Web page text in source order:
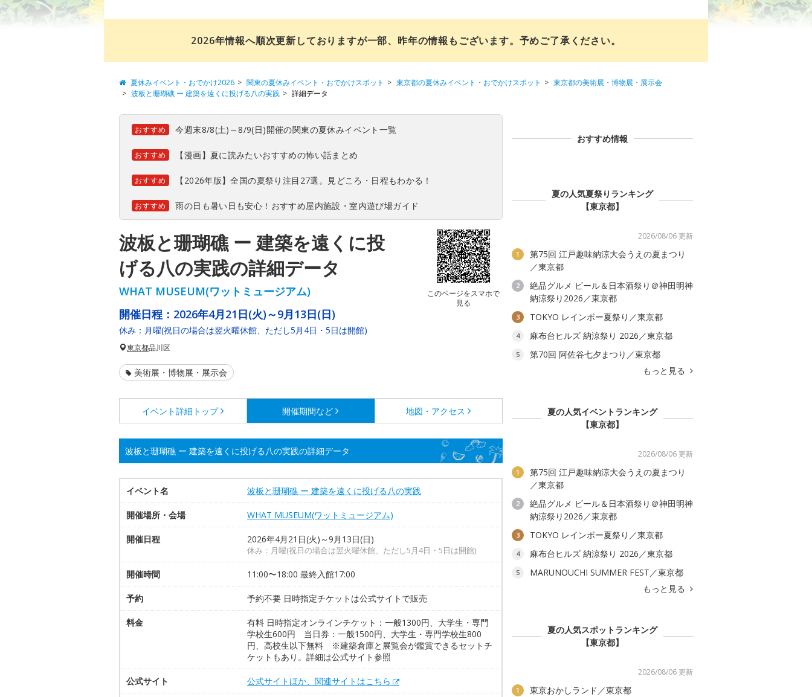
2026年情報へ順次更新しておりますが一部、昨年の情報もございます。予めご了承ください。
夏休みイベント・おでかけ2026 関東の夏休みイベント・おでかけスポット 東京都の夏休みイベント・おでかけスポット
東京都の美術展・博物展・展示会
波板と珊瑚礁 ー 建築を遠くに投げる八の実践
詳細データ
おすすめ 今週末8/8(土)～8/9(日)開催の関東の夏休みイベント一覧
おすすめ 【漫画】夏に読みたいおすすめの怖い話まとめ
おすすめ 【2026年版】全国の夏祭り注目27選。見どころ・日程もわかる！
おすすめ 雨の日も暑い日も安心！おすすめ屋内施設・室内遊び場ガイド
波板と珊瑚礁 ー 建築を遠くに投
げる八の実践の詳細データ
WHAT MUSEUM(ワットミュージアム)
このページをスマホで
見る
開催日程： 2026年4月21日(火)～9月13日(日)
休み：月曜(祝日の場合は翌火曜休館、ただし5月4日・5日は開館)
東京都品川区
美術展・博物展・展示会
イベント詳細 トップ 開催期間など 地図・アクセス
波板と珊瑚礁 ー 建築を遠くに投げる八の実践の詳細データ
イベント名 波板と珊瑚礁 ー 建築を遠くに投げる八の実践
開催場所・会場 WHAT MUSEUM(ワットミュージアム)
開催日程 2026年4月21日(火)～9月13日(日)
休み：月曜(祝日の場合は翌火曜休館、ただし5月4日・5日は開館)
開催時間 11:00〜18:00 最終入館17:00
予約 予約不要 日時指定チケットは公式サイトで販売
料金
有料 日時指定オンラインチケット：一般1300円、大学生・専門
学校生600円 当日券：一般1500円、大学生・専門学校生800
円、高校生以下無料 ※建築倉庫と展覧会が鑑賞できるセットチ
ケットもあり。詳細は公式サイト参照
公式サイト 公式サイトほか、関連サイトはこちら
おすすめ情報
夏の人気夏祭りランキング
【東京都】
2026/08/06 更新
1
第75回 江戸趣味納涼大会うえの夏まつり
／東京都
2
絶品グルメ ビール＆日本酒祭り＠神田明神
納涼祭り2026／東京都
3 TOKYO レインボー夏祭り／東京都
4 麻布台ヒルズ 納涼祭り 2026／東京都
5
第70回 阿佐谷七夕まつり／東京都
もっと見る
夏の人気イベントランキング
【東京都】
2026/08/06 更新
1
第75回 江戸趣味納涼大会うえの夏まつり
／東京都
2
絶品グルメ ビール＆日本酒祭り＠神田明神
納涼祭り2026／東京都
3 TOKYO レインボー夏祭り／東京都
4 麻布台ヒルズ 納涼祭り 2026／東京都
5
MARUNOUCHI SUMMER FEST／東京都
もっと見る
夏の人気スポットランキング
【東京都】
2026/08/06 更新
1 東京おかしランド／東京都